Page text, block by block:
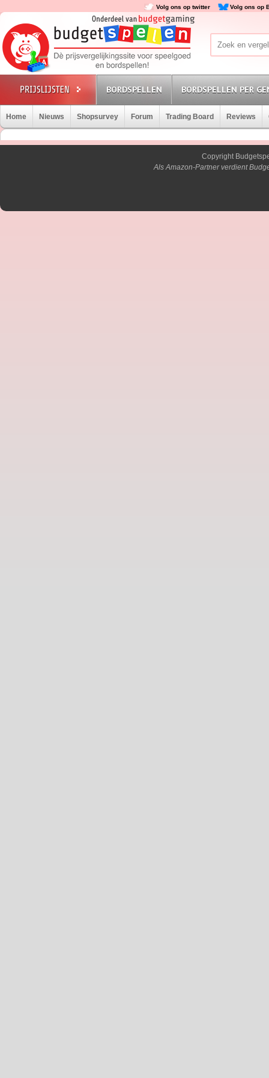
Volg ons op twitter Volg ons op
BORDSPELLEN BORDSPELLEN PER
Home Nieuws Shopsurvey Forum Trading Board Reviews
Copyright
Als Amazon-Partner verdient